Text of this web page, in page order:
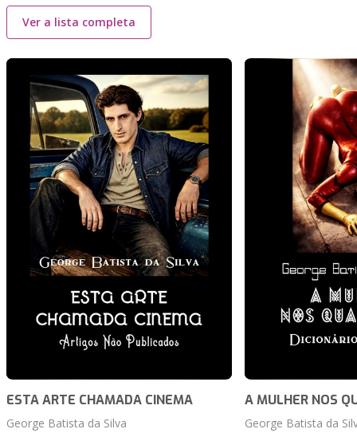
Ver a lista completa
ESTA ARTE CHAMADA CINEMA
George Batista da Silva
A MULHER NOS
George Batista da